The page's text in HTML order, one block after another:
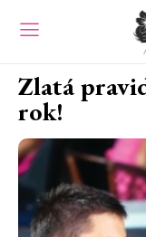
Zlatá
rok!